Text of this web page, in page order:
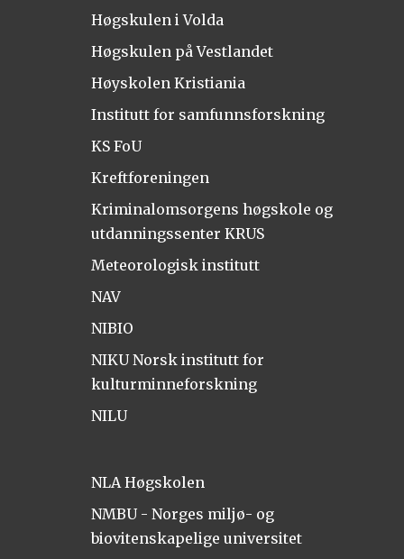
Høgskulen i Volda
Høgskulen på Vestlandet
Høyskolen Kristiania
Institutt for samfunnsforskning
KS FoU
Kreftforeningen
Kriminalomsorgens høgskole og
utdanningssenter KRUS
Meteorologisk institutt
NAV
NIBIO
NIKU Norsk institutt for
kulturminneforskning
NILU
NLA Høgskolen
NMBU - Norges miljø- og
biovitenskapelige universitet